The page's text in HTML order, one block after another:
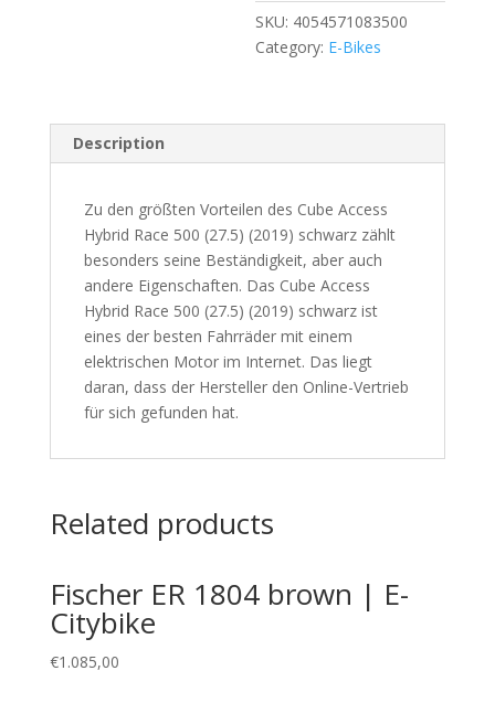
SKU: 4054571083500
Category: E-Bikes
Description
Zu den größten Vorteilen des Cube Access
Hybrid Race 500 (27.5) (2019) schwarz zählt
besonders seine Beständigkeit, aber auch
andere Eigenschaften. Das Cube Access
Hybrid Race 500 (27.5) (2019) schwarz ist
eines der besten Fahrräder mit einem
elektrischen Motor im Internet. Das liegt
daran, dass der Hersteller den Online-Vertrieb
für sich gefunden hat.
Related products
Fischer ER 1804 brown | E-
Citybike
€1.085,00